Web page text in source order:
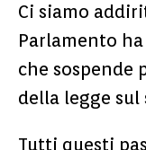
Ci siamo
Parlamento
che sospende
della legge
Tutti questi